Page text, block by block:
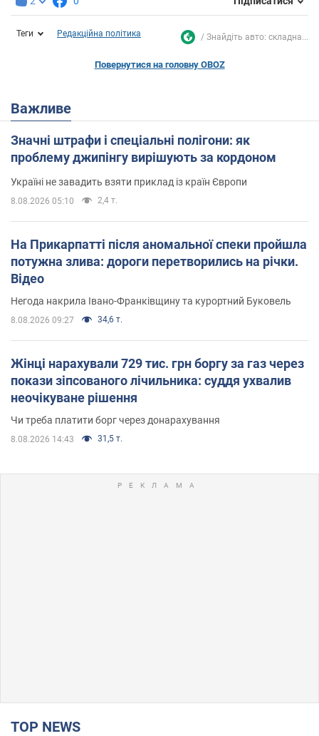
Теги Редакційна політика Знайдіть авто: складна...
Повернутися на головну OBOZ
Важливе
Значні штрафи і спеціальні полігони: як
проблему джипінгу вирішують за кордоном
Україні не завадить взяти приклад із країн Європи
8.08.2026 05:10 2,4 т.
На Прикарпатті після аномальної спеки пройшла
потужна злива: дороги перетворились на річки.
Відео
Негода накрила Івано-Франківщину та курортний Буковель
8.08.2026 09:27 34,6 т.
Жінці нарахували 729 тис. грн боргу за газ через
покази зіпсованого лічильника: суддя ухвалив
неочікуване рішення
Чи треба платити борг через донарахування
8.08.2026 14:43 31,5 т.
TOP NEWS